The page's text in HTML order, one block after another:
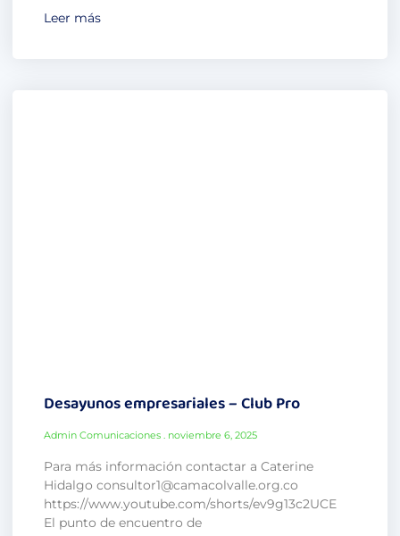
Leer más
Desayunos empresariales – Club Pro
Admin Comunicaciones noviembre 6, 2025
Para más información contactar a Caterine
Hidalgo consultor1@camacolvalle.org.co
https://www.youtube.com/shorts/ev9g13c2UCE
El punto de encuentro de